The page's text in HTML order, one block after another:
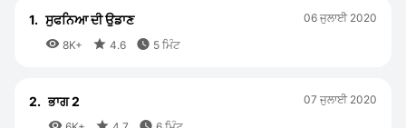
1. ਸੁਫਨਿਆ ਦੀ ਉਡਾਣ
 8K+  4.6  5 ਮਿੰਟ
06 ਜੁਲਾਈ 2020
2. ਭਾਗ 2 07 ਜੁਲਾਈ 2020